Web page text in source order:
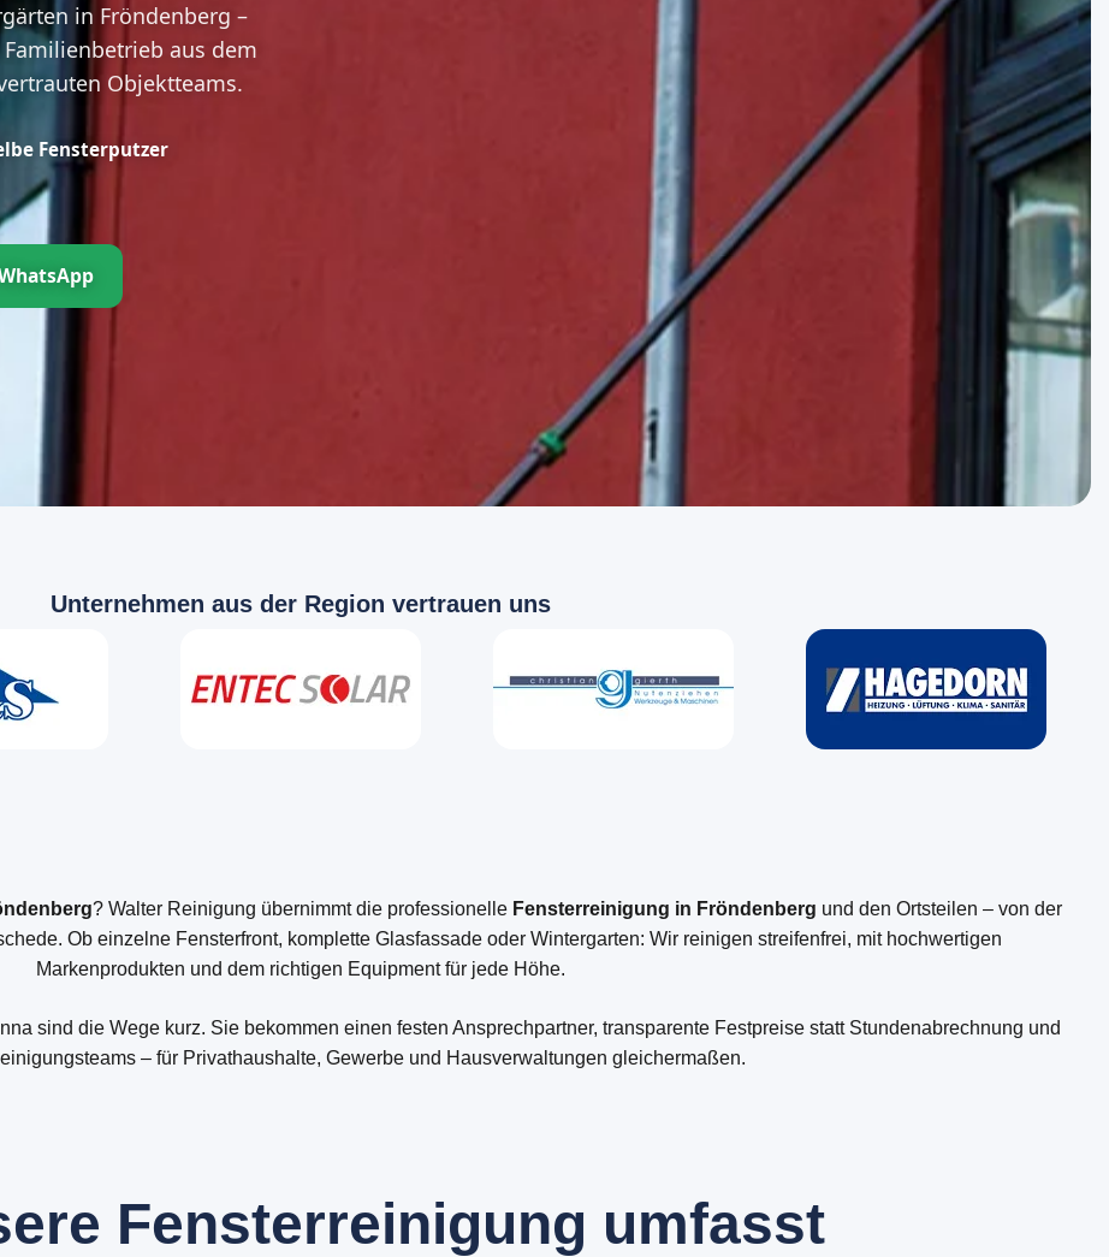
in Fröndenberg –
aus dem
Objektteams.
Fensterputzer
Unternehmen aus der Region vertrauen uns
? Walter Reinigung übernimmt die professionelle Fensterreinigung in Fröndenberg und den Ortsteilen – von der
Ob einzelne Fensterfront, komplette Glasfassade oder Wintergarten: Wir reinigen streifenfrei, mit hochwertigen
Markenprodukten und dem richtigen Equipment für jede Höhe.
sind die Wege kurz. Sie bekommen einen festen Ansprechpartner, transparente Festpreise statt Stundenabrechnung und
– für Privathaushalte, Gewerbe und Hausverwaltungen gleichermaßen.
ere Fensterreinigung umfasst